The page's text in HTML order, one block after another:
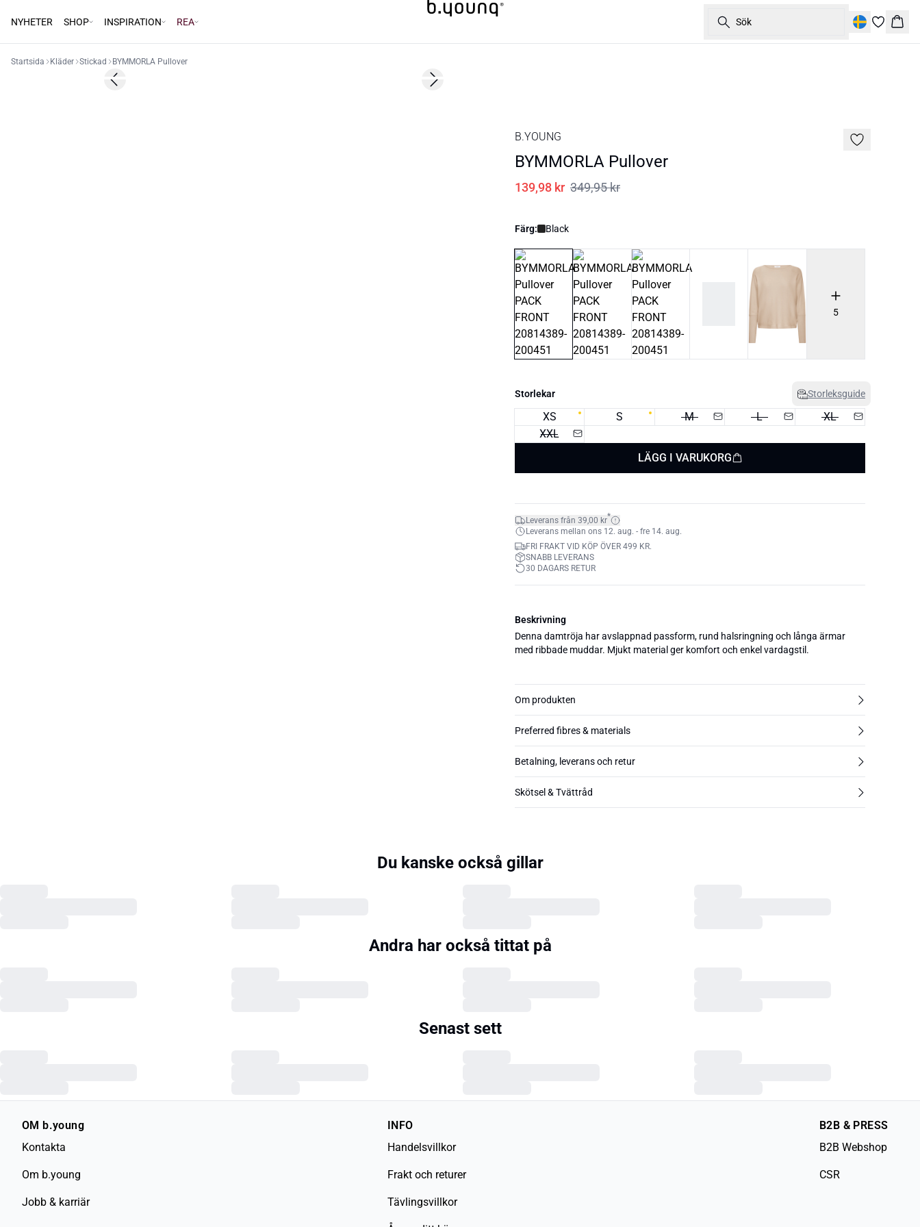
NYHETER SHOP INSPIRATION REA Sök
Korg
Startsida Kläder Stickad BYMMORLA Pullover
60%Previous slide Next slide
B.YOUNG
BYMMORLA Pullover
139,98 kr 349,95 kr
Färg: Black
5
Storlekar Storleksguide
XS S M L
XL
XXL
LÄGG I VARUKORG
Leverans från 39,00 kr*
Leverans mellan ons 12. aug. - fre 14. aug.
FRI FRAKT VID KÖP ÖVER 499 KR.
SNABB LEVERANS
30 DAGARS RETUR
Beskrivning
Denna damtröja har avslappnad passform, rund halsringning och långa ärmar
med ribbade muddar. Mjukt material ger komfort och enkel vardagstil.
Om produkten
Preferred fibres & materials
Betalning, leverans och retur
Skötsel & Tvättråd
Du kanske också gillar
Andra har också tittat på
Senast sett
OM b.young
Kontakta
Om b.young
Jobb & karriär
INFO
Handelsvillkor
Frakt och returer
Tävlingsvillkor
B2B & PRESS
B2B Webshop
CSR